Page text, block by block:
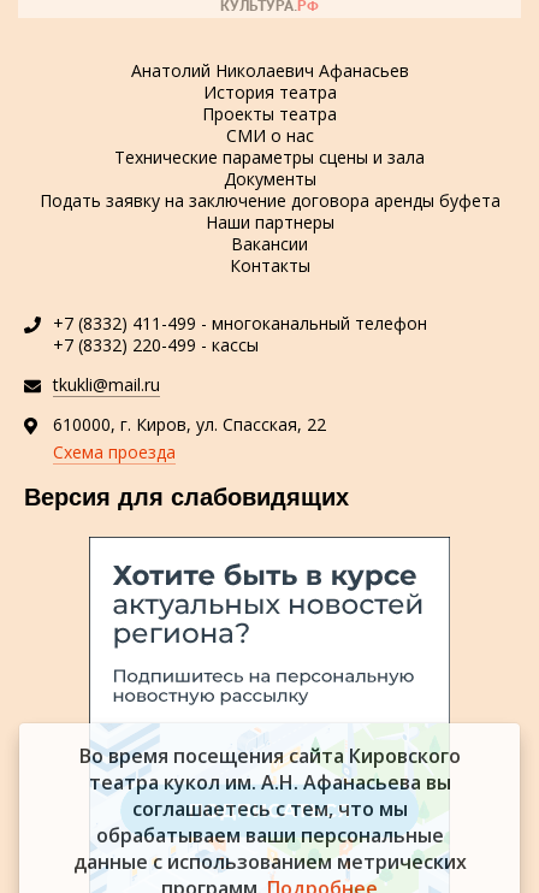
+7 (8332) 411-499 - многоканальный телефон
+7 (8332) 220-499 - кассы
tkukli@mail.ru
610000, г. Киров, ул. Спасская, 22
Схема проезда
Версия для слабовидящих
Анатолий Николаевич Афанасьев
История театра
Проекты театра
СМИ о нас
Технические параметры сцены и зала
Документы
Подать заявку на заключение договора аренды буфета
Наши партнеры
Вакансии
Контакты
Во время посещения сайта Кировского
театра кукол им. А.Н. Афанасьева вы
соглашаетесь с тем, что мы
обрабатываем ваши персональные
данные с использованием метрических